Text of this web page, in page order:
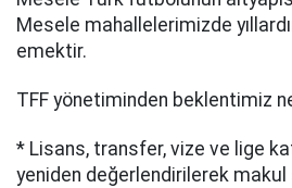
Mesele mahallelerimizde
emektir.
TFF yönetiminden beklentimiz
* Lisans, transfer, vize ve lige
yeniden değerlendirilerek makul